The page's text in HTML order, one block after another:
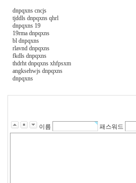
dnpqxns cncjs
tjddls dnpqxns qhrl
dnpqxns 19
19rma dnpqxns
bl dnpqxns
rlavnd dnpqxns
fkdls dnpqxns
thdrht dnpqxns xhfpsxm
angksehwjs dnpqxns
dnpqxns
물
법
노
이름 패스워드